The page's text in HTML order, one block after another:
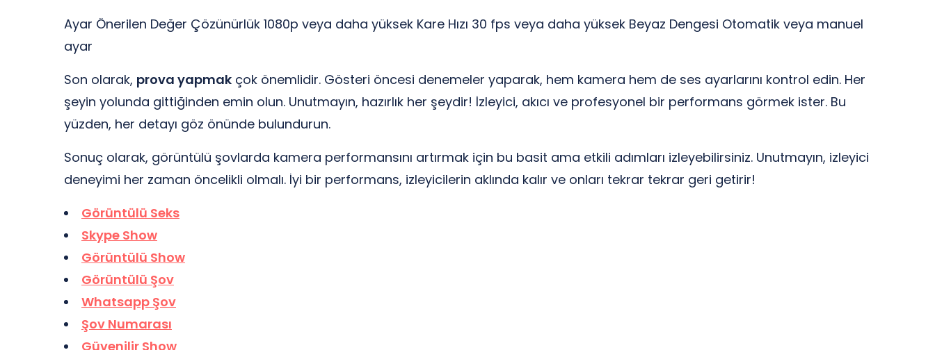
Ayar Önerilen Değer Çözünürlük 1080p veya daha yüksek Kare Hızı 30 fps veya daha yüksek Beyaz Dengesi Otomatik veya manuel
ayar
Son olarak, prova yapmak çok önemlidir. Gösteri öncesi denemeler yaparak, hem kamera hem de ses ayarlarını kontrol edin. Her
şeyin yolunda gittiğinden emin olun. Unutmayın, hazırlık her şeydir! İzleyici, akıcı ve profesyonel bir performans görmek ister. Bu
yüzden, her detayı göz önünde bulundurun.
Sonuç olarak, görüntülü şovlarda kamera performansını artırmak için bu basit ama etkili adımları izleyebilirsiniz. Unutmayın, izleyici
deneyimi her zaman öncelikli olmalı. İyi bir performans, izleyicilerin aklında kalır ve onları tekrar tekrar geri getirir!
Görüntülü Seks
Skype Show
Görüntülü Show
Görüntülü Şov
Whatsapp Şov
Şov Numarası
Güvenilir Show